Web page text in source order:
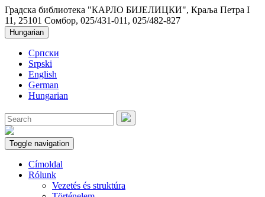
Градска библиотека "КАРЛО БИЈЕЛИЦКИ", Краља Петра I
11, 25101 Сомбор, 025/431-011, 025/482-827
Hungarian
Српски
Srpski
English
German
Hungarian
Toggle navigation
Címoldal
Rólunk
Vezetés és struktúra